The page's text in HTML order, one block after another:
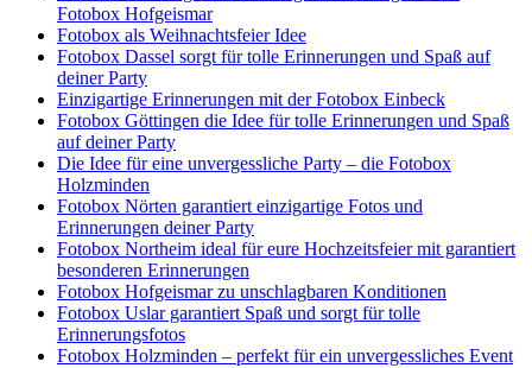
Fotobox Hofgeismar
Fotobox als Weihnachtsfeier Idee
Fotobox Dassel sorgt für tolle Erinnerungen und Spaß auf
deiner Party
Einzigartige Erinnerungen mit der Fotobox Einbeck
Fotobox Göttingen die Idee für tolle Erinnerungen und Spaß
auf deiner Party
Die Idee für eine unvergessliche Party – die Fotobox
Holzminden
Fotobox Nörten garantiert einzigartige Fotos und
Erinnerungen deiner Party
Fotobox Northeim ideal für eure Hochzeitsfeier mit garantiert
besonderen Erinnerungen
Fotobox Hofgeismar zu unschlagbaren Konditionen
Fotobox Uslar garantiert Spaß und sorgt für tolle
Erinnerungsfotos
Fotobox Holzminden – perfekt für ein unvergessliches Event